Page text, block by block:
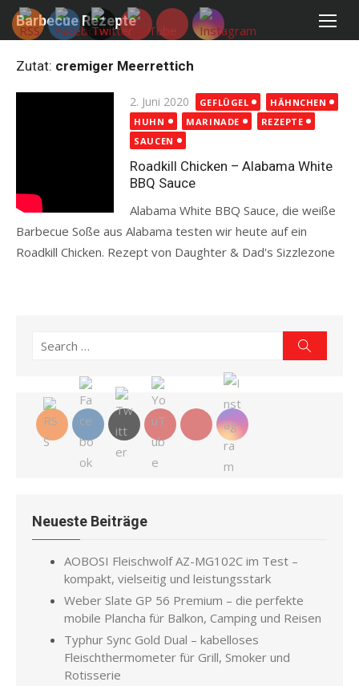
Skip
Barbecue Rezepte
Zutat: cremiger Meerrettich
Posted
on
2. Juni 2020 GEFLÜGEL
HÄHNCHEN
HUHN
MARINADE
REZEPTE
SAUCEN
Roadkill Chicken – Alabama White
BBQ Sauce
Alabama White BBQ Sauce, die weiße
Barbecue Soße aus Alabama testen wir heute auf ein
Roadkill Chicken. Rezept von Daughter & Dad's Sizzlezone
Search
Neueste Beiträge
AOBOSI Fleischwolf AZ-MG102C im Test –
kompakt, vielseitig und leistungsstark
Weber Slate GP 56 Premium – die perfekte
mobile Plancha für Balkon, Camping und Reisen
Typhur Sync Gold Dual – kabelloses
Fleischthermometer für Grill, Smoker und
Rotisserie